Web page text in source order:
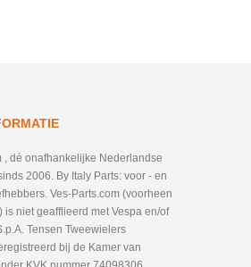
, dé onafhankelijke Nederlandse
2006. By Italy Parts: voor - en
Ves-Parts.com (voorheen
is niet geafflieerd met Vespa en/of
Tensen Tweewielers
bij de Kamer van